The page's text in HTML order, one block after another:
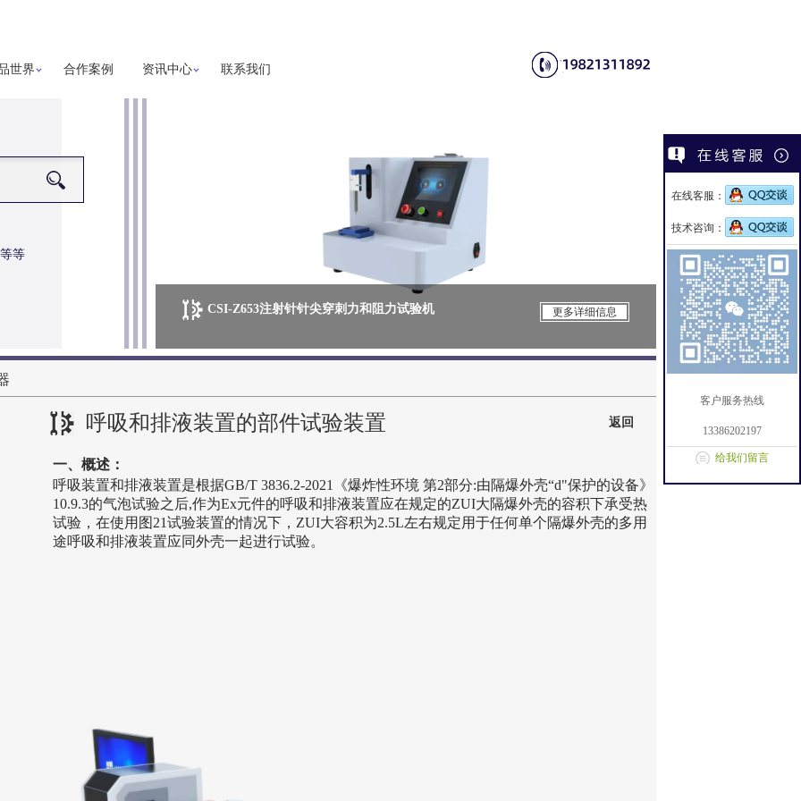
世界 合作案例 资讯中心 联系我们
等
CSI-Z653注射针针尖穿刺力和阻力试验机 更多详细信息 CSI-Z652电动
呼吸和排液装置的部件试验装置 返回
一、概述：
呼吸装置和排液装置是根据GB/T 3836.2-2021《爆炸性环境 第2部分:由隔爆外壳“d"保护的设备》
10.9.3的气泡试验之后,作为Ex元件的呼吸和排液装置应在规定的ZUI大隔爆外壳的容积下承受热
试验，在使用图21试验装置的情况下， ZUI大容积为2.5L左右规定用于任何单个隔爆外壳的多用
途呼吸和排液装置应同外壳一起进行试验。
在线客服：
技术咨询：
客户服务热线
13386202197
给我们留言